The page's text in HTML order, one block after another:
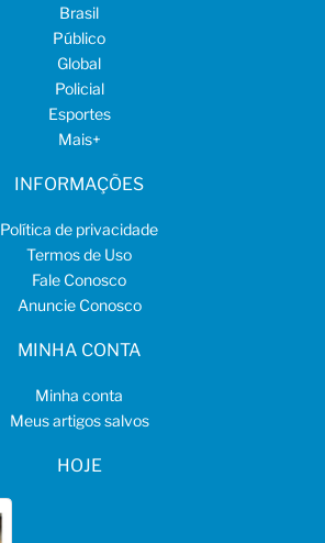
Brasil
Público
Global
Policial
Esportes
Mais+
INFORMAÇÕES
Política de privacidade
Termos de Uso
Fale Conosco
Anuncie Conosco
MINHA CONTA
Minha conta
Meus artigos salvos
HOJE